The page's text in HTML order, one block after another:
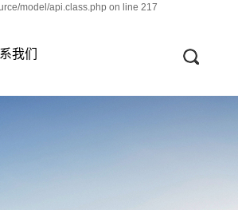
model/api.class.php on line 217
我们